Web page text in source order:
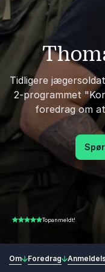
Tidligere
2-programmet
foredrag om
5.00 ud af 5Topanmeldt!
Om Foredrag